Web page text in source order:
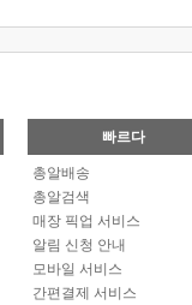
빠르다
총알배송
총알검색
매장 픽업 서비스
알림 신청 안내
모바일 서비스
간편결제 서비스